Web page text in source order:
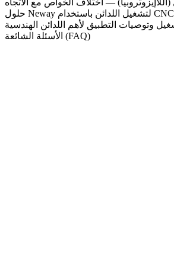
وتوصيات التطبيق لأهم اللدائن الهندسية
الأسئلة الشائعة (FAQ)